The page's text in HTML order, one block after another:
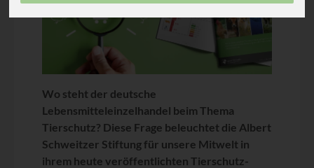
Wo steht der deutsche
Lebensmitteleinzelhandel beim Thema
Tierschutz? Diese Frage beleuchtet die Albert
Schweitzer Stiftung für unsere Mitwelt in
ihrem heute veröffentlichten Tierschutz-